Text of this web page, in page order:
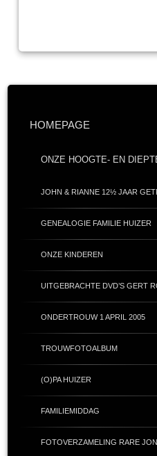
HOMEPAGE
ONZE HOOGTE- EN
JOHN & RIANNE 12½ JAAR
GENEALOGIE FAMILIE HUIZER
ONZE KINDEREN
UITGEBRACHTE DVD’S GERT
ONDERTROUW 1 APRIL 2005
TROUWFOTOALBUM
(O)PA HUIZER
FAMILIEMIDDAG
FOTOVERZAMELING RARE